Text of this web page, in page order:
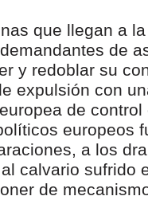
que llegan a
de
y redoblar su
expulsión con
de control
europeos
a los
calvario sufrido
de